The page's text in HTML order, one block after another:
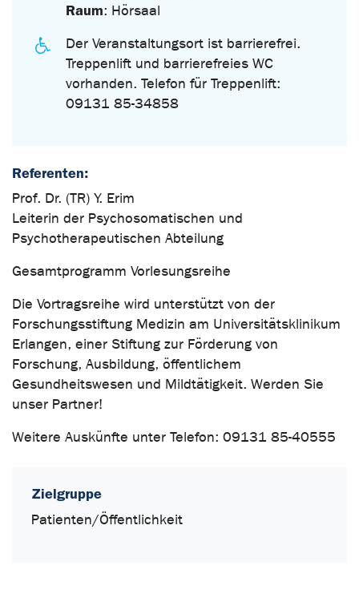
Raum: Hörsaal
Der Veranstaltungsort ist barrierefrei.
Treppenlift und barrierefreies WC
vorhanden. Telefon für Treppenlift:
09131 85-34858
Referenten:
Prof. Dr. (TR) Y. Erim
Leiterin der Psychosomatischen und
Psychotherapeutischen Abteilung
Gesamtprogramm Vorlesungsreihe
Die Vortragsreihe wird unterstützt von der
Forschungsstiftung Medizin am Universitätsklinikum
Erlangen, einer Stiftung zur Förderung von
Forschung, Ausbildung, öffentlichem
Gesundheitswesen und Mildtätigkeit. Werden Sie
unser Partner!
Weitere Auskünfte unter Telefon: 09131 85-40555
Zielgruppe
Patienten/Öffentlichkeit